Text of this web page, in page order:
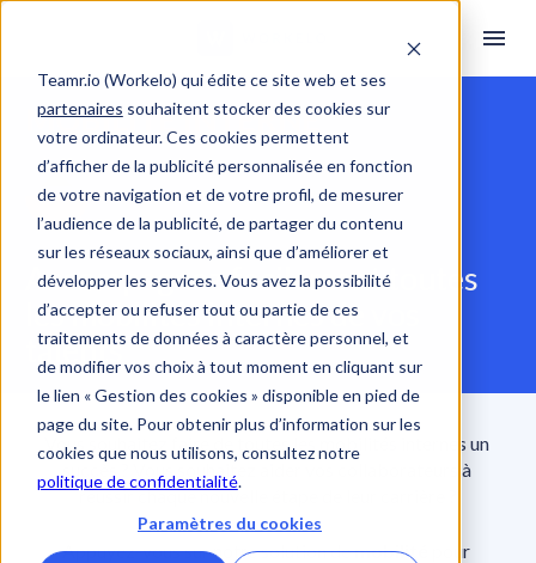
Teamr.io (Workelo) qui édite ce site web et ses
partenaires souhaitent stocker des cookies sur
votre ordinateur. Ces cookies permettent
d’afficher de la publicité personnalisée en fonction
de votre navigation et de votre profil, de mesurer
l’audience de la publicité, de partager du contenu
sur les réseaux sociaux, ainsi que d’améliorer et
développer les services. Vous avez la possibilité
d’accepter ou refuser tout ou partie de ces
traitements de données à caractère personnel, et
de modifier vos choix à tout moment en cliquant sur
le lien « Gestion des cookies » disponible en pied de
page du site. Pour obtenir plus d’information sur les
cookies que nous utilisons, consultez notre
politique de confidentialité.
Paramètres du cookies
MOBILITÉ INTERNE
Accompagnez facilement toutes
les mobilités internes de vos
talents
Vous souhaitez faire de toutes les mobilités internes un
succès ? Vous souhaitez aider vos collaborateurs à
réussir chaque nouvelle étape de leur carrière ?
Appuyez-vous sur notre solution de mobilité
pour